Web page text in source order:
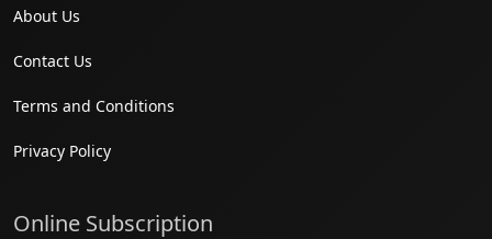
About Us
Contact Us
Terms and Conditions
Privacy Policy
Online Subscription